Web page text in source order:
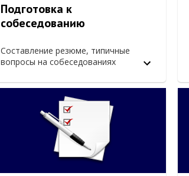
Подготовка к
собеседованию
Составление резюме, типичные
вопросы на собеседованиях